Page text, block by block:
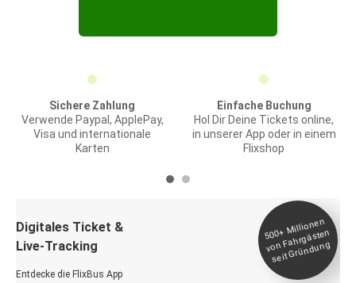
Sichere Zahlung
Verwende Paypal, ApplePay,
Visa und internationale
Karten
Einfache Buchung
Hol Dir Deine Tickets online,
in unserer App oder in einem
Flixshop
Digitales Ticket &
Live-Tracking
Entdecke die FlixBus App
500+
Millionen
von Fahrgästen
seit
Gründung